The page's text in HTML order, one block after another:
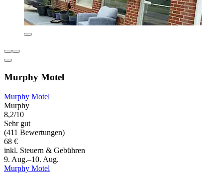
Murphy Motel
Murphy Motel
Murphy
8,2/10
Sehr gut
(411 Bewertungen)
68 €
inkl. Steuern & Gebühren
9. Aug.–10. Aug.
Murphy Motel